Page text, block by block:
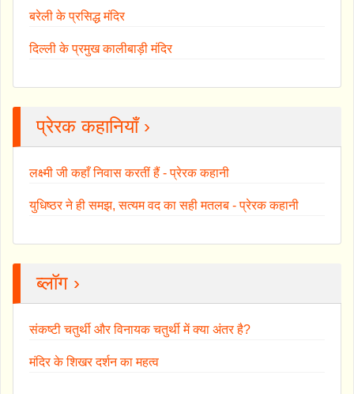
बरेली के प्रसिद्ध मंदिर
दिल्ली के प्रमुख कालीबाड़ी मंदिर
प्रेरक कहानियाँ ›
लक्ष्मी जी कहाँ निवास करतीं हैं - प्रेरक कहानी
युधिष्ठर ने ही समझ, सत्यम वद का सही मतलब - प्रेरक कहानी
ब्लॉग ›
संकष्टी चतुर्थी और विनायक चतुर्थी में क्या अंतर है?
मंदिर के शिखर दर्शन का महत्व